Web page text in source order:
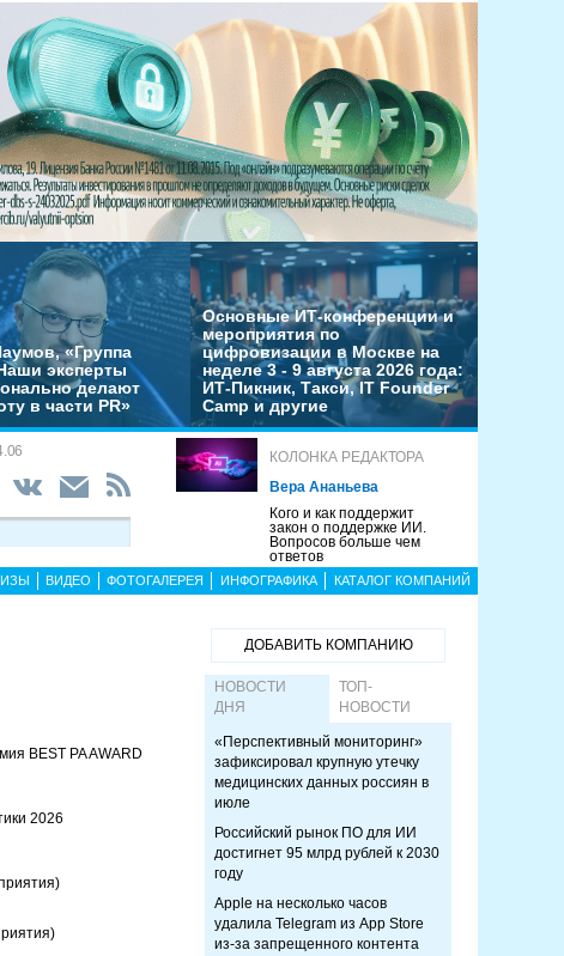
«Группа
эксперты
делают
в части PR»
Основные ИТ-конференции и
мероприятия по
цифровизации в Москве на
неделе 3 - 9 августа 2026 года:
ИТ-Пикник, Такси, IT Founder
Camp и другие
КОЛОНКА РЕДАКТОРА
Вера Ананьева
Кого и как поддержит
закон о поддержке ИИ.
Вопросов больше чем
ответов
ВИДЕО ФОТОГАЛЕРЕЯ ИНФОГРАФИКА КАТАЛОГ КОМПАНИЙ
BEST PA AWARD
2026
ДОБАВИТЬ КОМПАНИЮ
НОВОСТИ
ДНЯ
ТОП-
НОВОСТИ
«Перспективный мониторинг»
зафиксировал крупную утечку
медицинских данных россиян в
июле
Российский рынок ПО для ИИ
достигнет 95 млрд рублей к 2030
году
Apple на несколько часов
удалила Telegram из App Store
из-за запрещенного контента